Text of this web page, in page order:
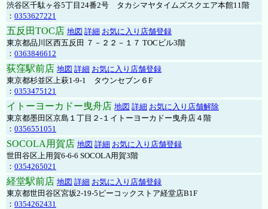
渋谷区千駄ヶ谷5丁目24番2号 タカシマヤタイムズスクエア本館11階
： 0353627221
五反田TOC店 地図 詳細 お気に入り店舗登録
東京都品川区西五反田 ７－２２－１７ TOCビル3階
： 0363846612
荻窪駅前店 地図 詳細 お気に入り店舗登録
東京都杉並区上萩1-9-1 タウンセブン６F
： 0353475121
イトーヨーカドー曳舟店 地図 詳細 お気に入り店舗解除
東京都墨田区京島１丁目２-１イトーヨーカドー曳舟店４階
： 0356551051
SOCOLA用賀店 地図 詳細 お気に入り店舗登録
世田谷区上用賀6-6-6 SOCOLA用賀3階
： 0354265021
経堂駅前店 地図 詳細 お気に入り店舗登録
東京都世田谷区宮坂2-19-5ピーコックストア経堂店B1F
： 0354262431